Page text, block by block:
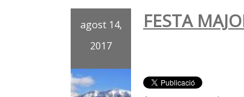
agost 14,
2017
FESTA